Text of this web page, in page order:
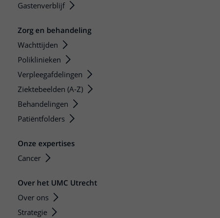
Gastenverblijf
Zorg en behandeling
Wachttijden
Poliklinieken
Verpleegafdelingen
Ziektebeelden (A-Z)
Behandelingen
Patiëntfolders
Onze expertises
Cancer
Over het UMC Utrecht
Over ons
Strategie